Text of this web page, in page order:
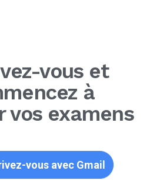
vous et
à
vos examens
vous avec Gmail